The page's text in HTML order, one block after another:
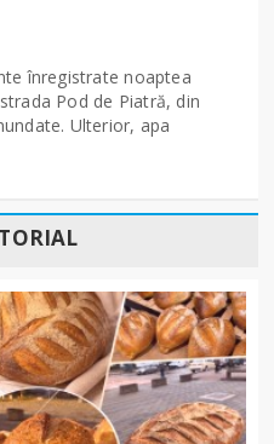
înregistrate noaptea
Pod de Piatră, din
Ulterior, apa